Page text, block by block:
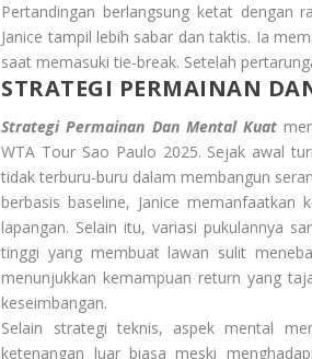
Pertandingan berlangsung ketat dengan
Janice tampil lebih sabar dan taktis. Ia
saat memasuki tie-break. Setelah
STRATEGI PERMAINAN
Strategi Permainan Dan Mental Kuat
WTA Tour Sao Paulo 2025. Sejak awal
tidak terburu-buru dalam membangun
berbasis baseline, Janice
lapangan. Selain itu, variasi pukulannya
tinggi yang membuat lawan sulit
menunjukkan kemampuan return yang
keseimbangan.
Selain strategi teknis, aspek mental
ketenangan luar biasa meski